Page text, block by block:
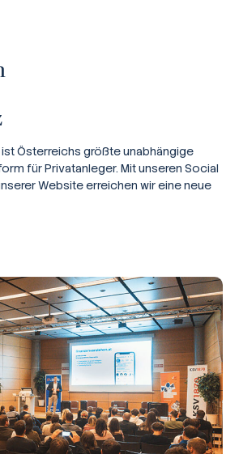
Österreichs größte unabhängige
für Privatanleger. Mit unseren Social
Website erreichen wir eine neue